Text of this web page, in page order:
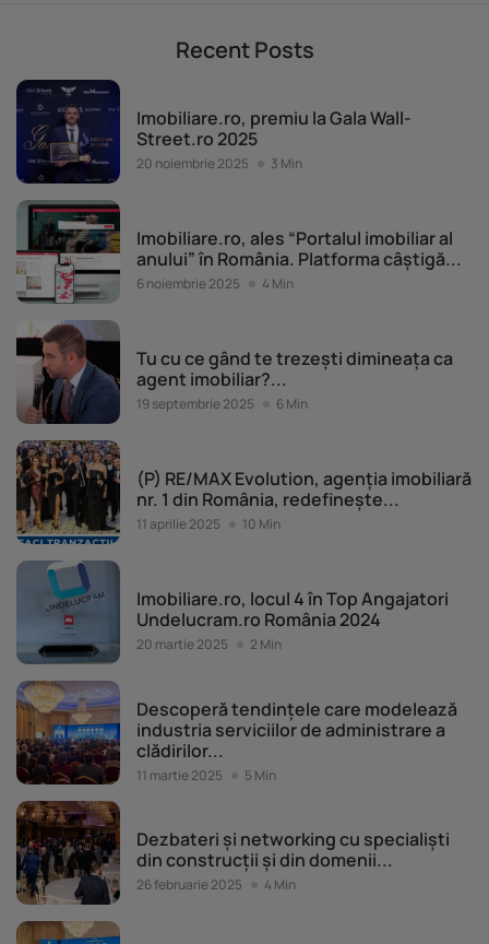
Recent Posts
Imobiliare.ro, premiu la Gala Wall-
Street.ro 2025
20 noiembrie 2025 3 Min
Imobiliare.ro, ales “Portalul imobiliar al
anului” în România. Platforma câștigă...
6 noiembrie 2025 4 Min
Tu cu ce gând te trezești dimineața ca
agent imobiliar?...
19 septembrie 2025 6 Min
(P) RE/MAX Evolution, agenția imobiliară
nr. 1 din România, redefinește...
11 aprilie 2025 10 Min
Imobiliare.ro, locul 4 în Top Angajatori
Undelucram.ro România 2024
20 martie 2025 2 Min
Descoperă tendințele care modelează
industria serviciilor de administrare a
clădirilor...
11 martie 2025 5 Min
Dezbateri și networking cu specialiști
din construcții și din domenii...
26 februarie 2025 4 Min